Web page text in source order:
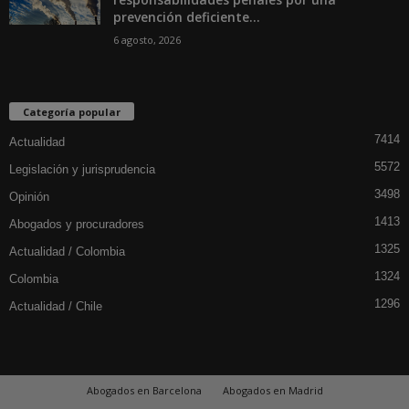
prevención deficiente...
6 agosto, 2026
Categoría popular
Actualidad 7414
Legislación y jurisprudencia 5572
Opinión 3498
Abogados y procuradores 1413
Actualidad / Colombia 1325
Colombia 1324
Actualidad / Chile 1296
Abogados en Barcelona
Abogados en Madrid